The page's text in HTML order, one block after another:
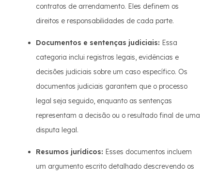
contratos de arrendamento. Eles definem os
direitos e responsabilidades de cada parte.
Documentos e sentenças judiciais: Essa
categoria inclui registros legais, evidências e
decisões judiciais sobre um caso específico. Os
documentos judiciais garantem que o processo
legal seja seguido, enquanto as sentenças
representam a decisão ou o resultado final de uma
disputa legal.
Resumos jurídicos: Esses documentos incluem
um argumento escrito detalhado descrevendo os